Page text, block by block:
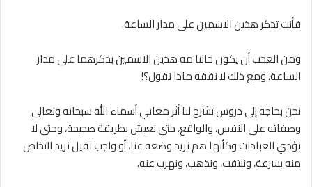
فأنت تذكر هذين الاسمين على مدار الساعة.
ومن العجب أن يكون حالنا مه هذين الاسمين بذكرهما على مدار
الساعة، ومع ذلك لا نفقه ماذا نقول؟!
نحن بحاجة إلى دروس تشرح لنا أثر معاني أسماء الله سبحانه وتعالى
وصفاته على النفس، والواقع، حتى نعيش بطريقة صحيحة، وحتى لا
نؤدي العبادات وكأنها هم نريد وضعه عنا، أو واجب ثقيل نريد التخلص
منه بسرعة، ونلتفت، ونذهب، ونهرب عنه.